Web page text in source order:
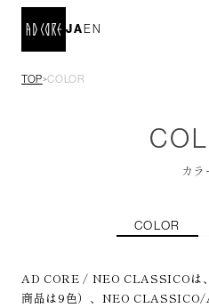
EN
JA
TOP＞COLOR
カラ
COLOR
AD CORE / NEO CLASSICOは
商品は9色）、NEO